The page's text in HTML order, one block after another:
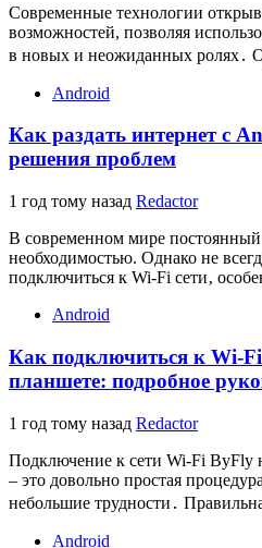
Современные технологии
возможностей, позволяя
в новых и неожиданных ролях․
Android
Как раздать интернет с
решения проблем
1 год тому назад Redactor
В современном мире постоянный
необходимостью. Однако не
подключиться к Wi-Fi сети‚
Android
Как подключиться к Wi-
планшете: подробное
1 год тому назад Redactor
Подключение к сети Wi-Fi ByFly
– это довольно простая
небольшие трудности․
Android